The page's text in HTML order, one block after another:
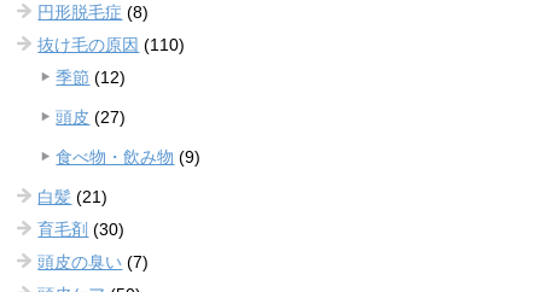
円形脱毛症 (8)
抜け毛の原因 (110)
季節 (12)
頭皮 (27)
食べ物・飲み物 (9)
白髪 (21)
育毛剤 (30)
頭皮の臭い (7)